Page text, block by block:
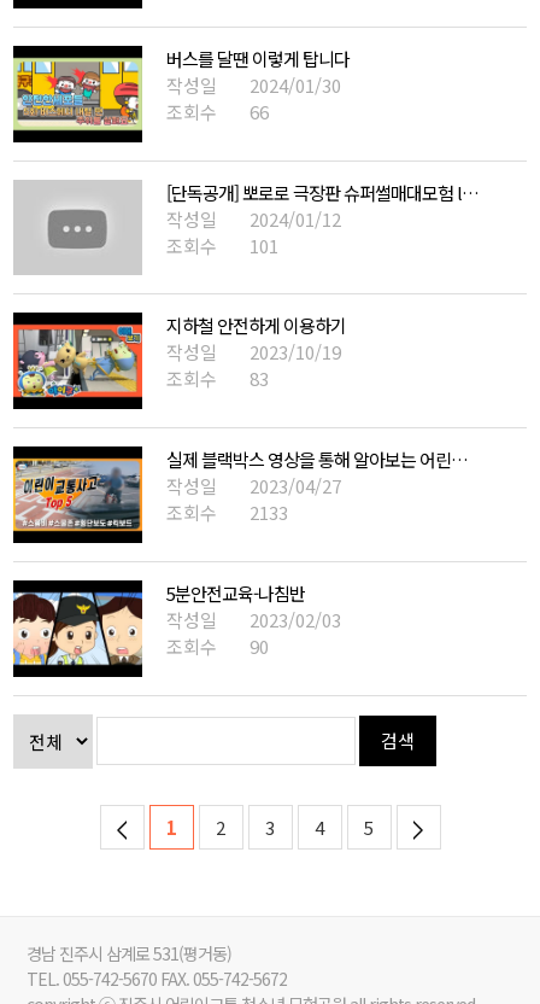
버스를 달땐 이렇게 탑니다
작성일
2024/01/30
조회수
66
[단독공개] 뽀로로 극장판 슈퍼썰매대모험 l 뽀로로 영화 l 극장판 l 어린이 영화 l OCON
작성일
2024/01/12
조회수
101
지하철 안전하게 이용하기
작성일
2023/10/19
조회수
83
실제 블랙박스 영상을 통해 알아보는 어린이 교통사고 5가지 유형
작성일
2023/04/27
조회수
2133
5분안전교육-나침반
작성일
2023/02/03
조회수
90
검색
1 2 3 4 5
경남 진주시 삼계로 531(평거동)
TEL. 055-742-5670 FAX. 055-742-5672